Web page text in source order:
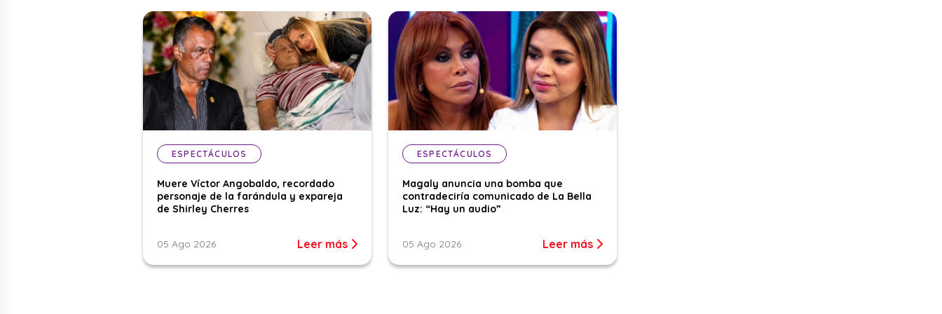
ESPECTÁCULOS
Muere Víctor Angobaldo, recordado
personaje de la farándula y expareja
de Shirley Cherres
05 Ago 2026 Leer más
ESPECTÁCULOS
Magaly anuncia una bomba que
contradeciría comunicado de La Bella
Luz: “Hay un audio”
05 Ago 2026 Leer más